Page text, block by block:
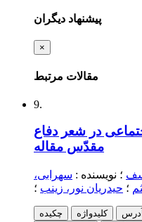
پیشنهاد دیگران
×
مقالات مرتبط
9.
در شعر دفاع
مقدّس مقاله
؛ نویسنده : سهرابی،
؛ حیدریان نور، زینب ؛
چکیده کلیدواژه
آدرس